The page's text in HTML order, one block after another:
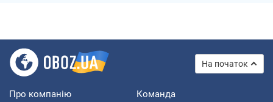
На початок
Про компанію Команда